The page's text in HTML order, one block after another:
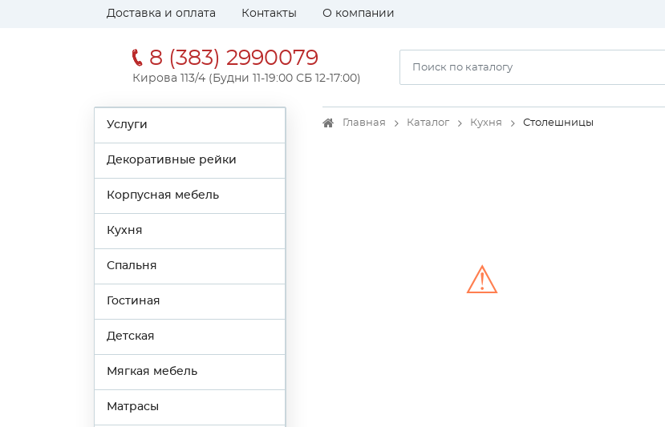
Доставка и оплата Контакты О компании
8 (383) 2990079
Кирова 113/4 (Будни 11-19:00 СБ 12-17:00)
Услуги
Декоративные рейки
Корпусная мебель
Кухня
Спальня
Гостиная
Детская
Мягкая мебель
Матрасы
Главная Каталог Кухня Столешницы
⚠